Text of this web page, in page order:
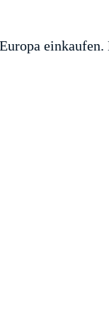
einkaufen.